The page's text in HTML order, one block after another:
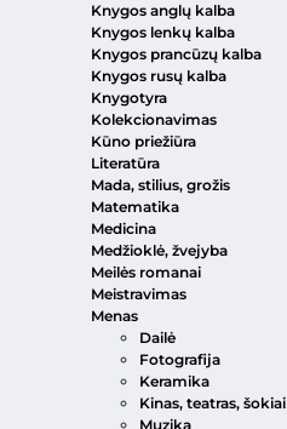
Knygos anglų kalba
Knygos lenkų kalba
Knygos prancūzų kalba
Knygos rusų kalba
Knygotyra
Kolekcionavimas
Kūno priežiūra
Literatūra
Mada, stilius, grožis
Matematika
Medicina
Medžioklė, žvejyba
Meilės romanai
Meistravimas
Menas
Dailė
Fotografija
Keramika
Kinas, teatras, šokiai
Muzika